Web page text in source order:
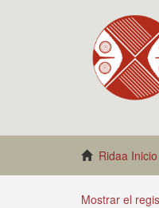
Ridaa Inicio
Mostrar el